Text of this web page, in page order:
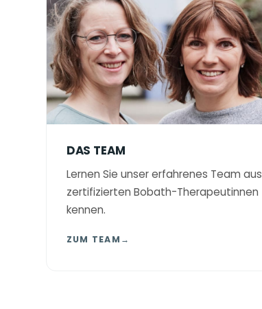
DAS TEAM
Lernen Sie unser erfahrenes Team aus
zertifizierten Bobath-Therapeutinnen
kennen.
ZUM TEAM